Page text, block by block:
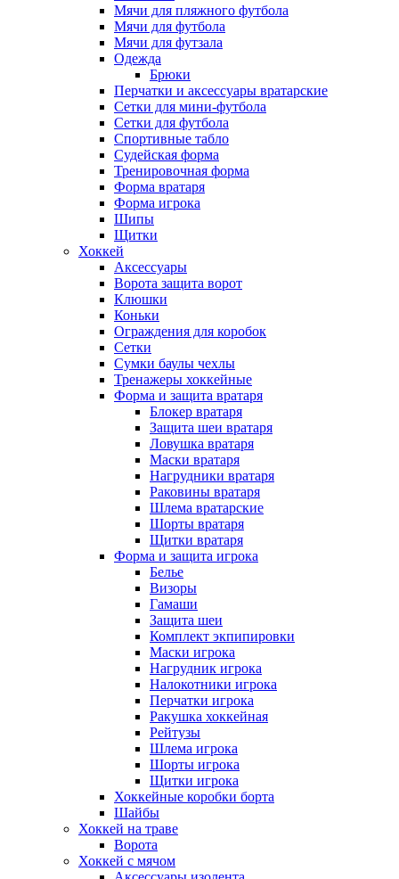
Мячи для пляжного футбола
Мячи для футбола
Мячи для футзала
Одежда
Брюки
Перчатки и аксессуары вратарские
Сетки для мини-футбола
Сетки для футбола
Спортивные табло
Судейская форма
Тренировочная форма
Форма вратаря
Форма игрока
Шипы
Щитки
Хоккей
Аксессуары
Ворота защита ворот
Клюшки
Коньки
Ограждения для коробок
Сетки
Сумки баулы чехлы
Тренажеры хоккейные
Форма и защита вратаря
Блокер вратаря
Защита шеи вратаря
Ловушка вратаря
Маски вратаря
Нагрудники вратаря
Раковины вратаря
Шлема вратарские
Шорты вратаря
Щитки вратаря
Форма и защита игрока
Белье
Визоры
Гамаши
Защита шеи
Комплект экпипировки
Маски игрока
Нагрудник игрока
Налокотники игрока
Перчатки игрока
Ракушка хоккейная
Рейтузы
Шлема игрока
Шорты игрока
Щитки игрока
Хоккейные коробки борта
Шайбы
Хоккей на траве
Ворота
Хоккей с мячом